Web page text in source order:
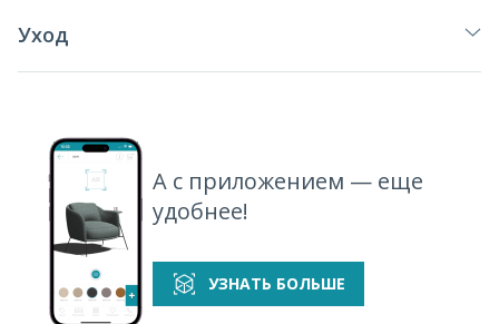
Уход
А с приложением — еще
удобнее!
УЗНАТЬ БОЛЬШЕ